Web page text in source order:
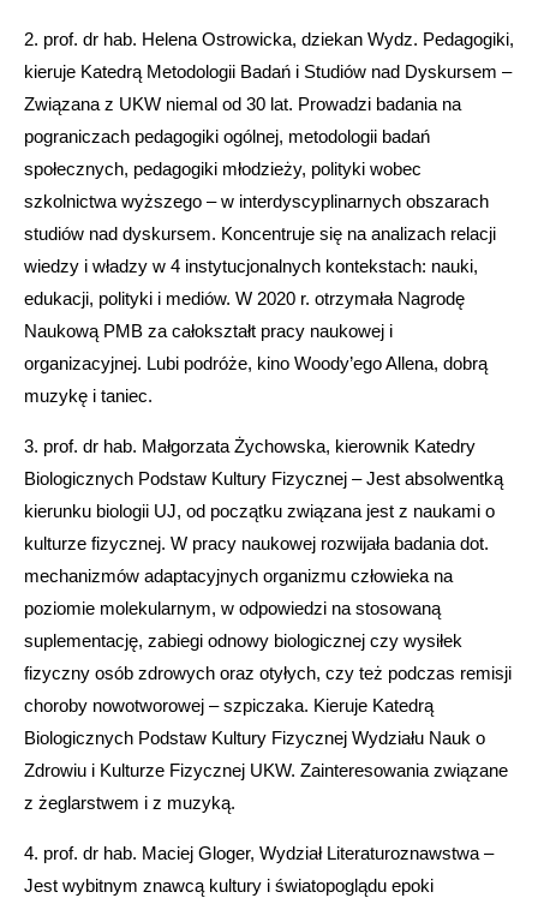
2. prof. dr hab. Helena Ostrowicka, dziekan Wydz. Pedagogiki,
kieruje Katedrą Metodologii Badań i Studiów nad Dyskursem –
Związana z UKW niemal od 30 lat. Prowadzi badania na
pograniczach pedagogiki ogólnej, metodologii badań
społecznych, pedagogiki młodzieży, polityki wobec
szkolnictwa wyższego – w interdyscyplinarnych obszarach
studiów nad dyskursem. Koncentruje się na analizach relacji
wiedzy i władzy w 4 instytucjonalnych kontekstach: nauki,
edukacji, polityki i mediów. W 2020 r. otrzymała Nagrodę
Naukową PMB za całokształt pracy naukowej i
organizacyjnej. Lubi podróże, kino Woody’ego Allena, dobrą
muzykę i taniec.
3. prof. dr hab. Małgorzata Żychowska, kierownik Katedry
Biologicznych Podstaw Kultury Fizycznej – Jest absolwentką
kierunku biologii UJ, od początku związana jest z naukami o
kulturze fizycznej. W pracy naukowej rozwijała badania dot.
mechanizmów adaptacyjnych organizmu człowieka na
poziomie molekularnym, w odpowiedzi na stosowaną
suplementację, zabiegi odnowy biologicznej czy wysiłek
fizyczny osób zdrowych oraz otyłych, czy też podczas remisji
choroby nowotworowej – szpiczaka. Kieruje Katedrą
Biologicznych Podstaw Kultury Fizycznej Wydziału Nauk o
Zdrowiu i Kulturze Fizycznej UKW. Zainteresowania związane
z żeglarstwem i z muzyką.
4. prof. dr hab. Maciej Gloger, Wydział Literaturoznawstwa –
Jest wybitnym znawcą kultury i światopoglądu epoki